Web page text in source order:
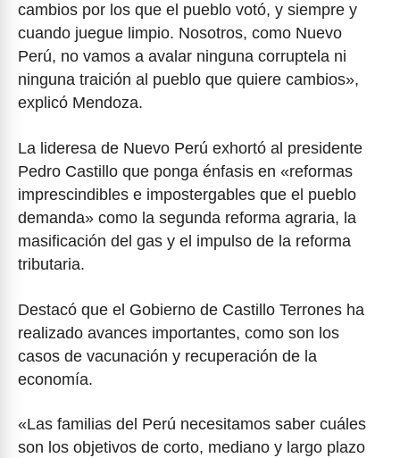
cambios por los que el pueblo votó, y siempre y
cuando juegue limpio. Nosotros, como Nuevo
Perú, no vamos a avalar ninguna corruptela ni
ninguna traición al pueblo que quiere cambios»,
explicó Mendoza.
La lideresa de Nuevo Perú exhortó al presidente
Pedro Castillo que ponga énfasis en «reformas
imprescindibles e impostergables que el pueblo
demanda» como la segunda reforma agraria, la
masificación del gas y el impulso de la reforma
tributaria.
Destacó que el Gobierno de Castillo Terrones ha
realizado avances importantes, como son los
casos de vacunación y recuperación de la
economía.
«Las familias del Perú necesitamos saber cuáles
son los objetivos de corto, mediano y largo plazo